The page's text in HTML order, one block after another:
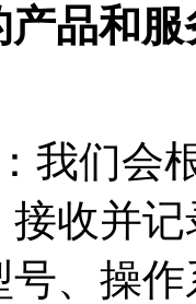
品和
我们会
接收并
号、操